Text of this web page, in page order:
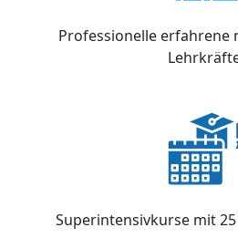
Professionelle erfahrene
Superintensivkurse mit